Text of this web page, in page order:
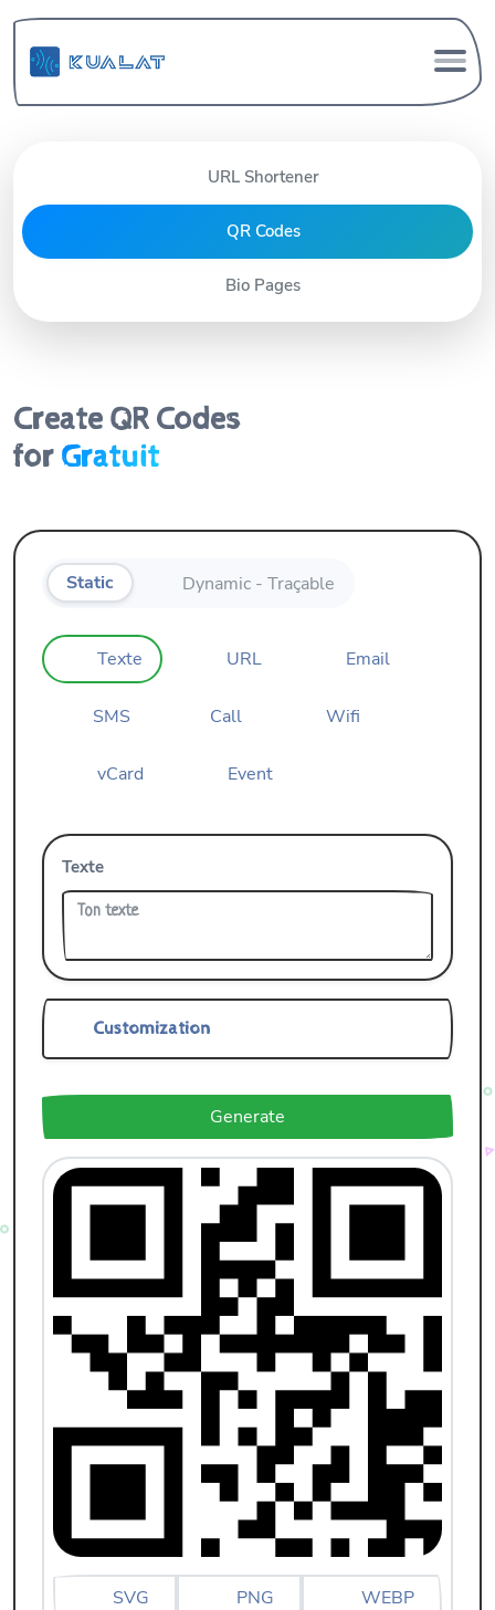
URL Shortener
QR Codes
Bio Pages
Create QR Codes
for Gratuit
Static Dynamic - Traçable
Texte URL Email
SMS Call Wifi
vCard Event
Texte
Customization
Generate
SVG PNG WEBP